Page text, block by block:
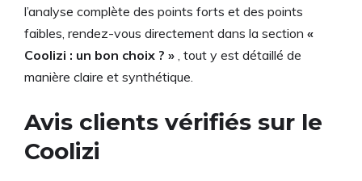
l’analyse complète des points forts et des points
faibles, rendez-vous directement dans la section «
Coolizi : un bon choix ? » , tout y est détaillé de
manière claire et synthétique.
Avis clients vérifiés sur le
Coolizi